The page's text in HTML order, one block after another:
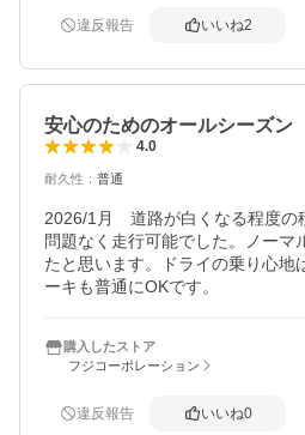
違反報告 いいね2
安心のためのオールシーズン
4.0
耐久性 ： 普通
2026/1月　道路が白くなる程度の
問題なく走行可能でした。ノーマ
たと思います。ドライの乗り心地
購入したストア
フジコーポレーション
違反報告 いいね0